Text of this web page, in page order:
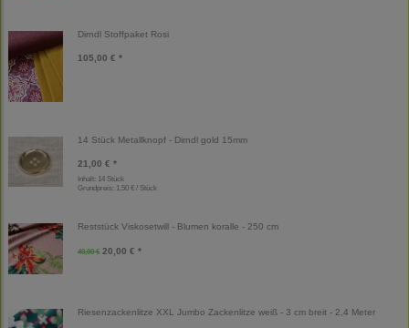
Dirndl Stoffpaket Rosi
105,00 € *
14 Stück Metallknopf - Dirndl gold 15mm
21,00 € *
Inhalt: 14 Stück
Grundpreis: 1,50 € / Stück
Reststück Viskosetwill - Blumen koralle - 250 cm
40,00 € 20,00 € *
Riesenzackenlitze XXL Jumbo Zackenlitze weiß - 3 cm breit - 2,4 Meter